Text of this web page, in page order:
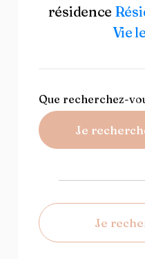
résidence
Vie
Que recherchez-
Je
Je